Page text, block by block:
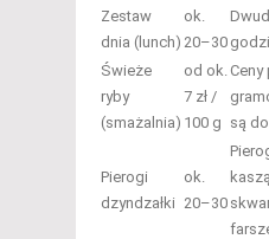
Zestaw
dnia (lunch)
ok.
20–30
Świeże
ryby
(smażalnia)
od ok.
7 zł /
100 g są
Pierogi
dzyndzałki
ok.
20–30